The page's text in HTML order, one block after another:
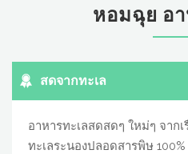
หอมฉุย อ
สดจากทะเล
อาหารทะเลสดสดๆ ใหม่ๆ จาก
ทะเลระนองปลอดสารพิษ